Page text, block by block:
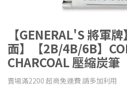
【GENERAL'S 將軍
面】【2B/4B/6B】
CHARCOAL 壓縮炭筆
賣場滿2200 超商免運費 請多加利用